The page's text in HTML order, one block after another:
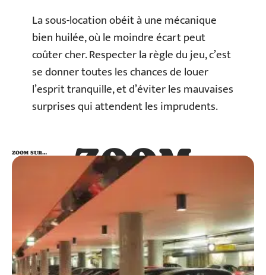
La sous-location obéit à une mécanique
bien huilée, où le moindre écart peut
coûter cher. Respecter la règle du jeu, c’est
se donner toutes les chances de louer
l’esprit tranquille, et d’éviter les mauvaises
surprises qui attendent les imprudents.
ZOOM
SUR…
ZOOM SUR…